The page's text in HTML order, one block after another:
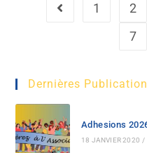
1 2
7
Dernières
Adhesions
18 JANVIER 2020 /